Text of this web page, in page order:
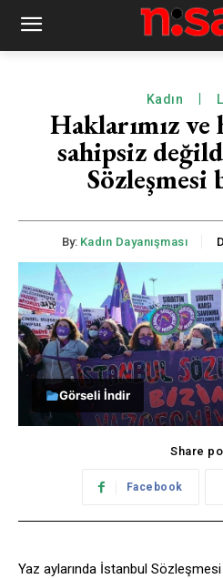
Kadın
Haklarımız ve
sahipsiz
By: Kadın Dayanışması
Görseli İndir
Share
Facebook
Yaz aylarında İstanbul